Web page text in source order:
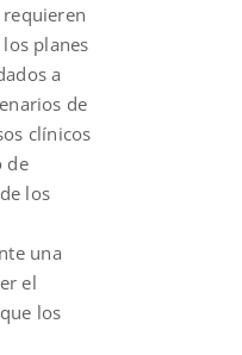
planes
a
de
clínicos
de
los
una
el
los